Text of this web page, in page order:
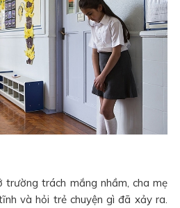
trường trách mắng nhầm, cha mẹ
và hỏi trẻ chuyện gì đã xảy ra.